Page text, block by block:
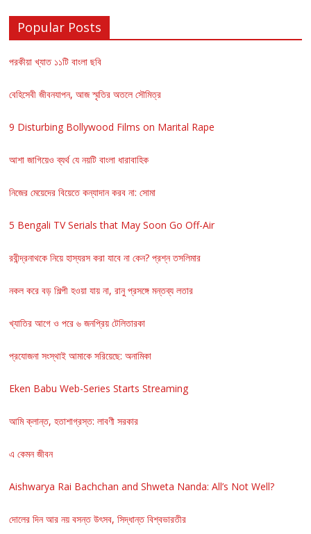
Popular Posts
পরকীয়া খ্যাত ১১টি বাংলা ছবি
বেহিসেবী জীবনযাপন, আজ স্মৃতির অতলে সৌমিত্র
9 Disturbing Bollywood Films on Marital Rape
আশা জাগিয়েও ব্যর্থ যে নয়টি বাংলা ধারাবাহিক
নিজের মেয়েদের বিয়েতে কন্যাদান করব না: সোমা
5 Bengali TV Serials that May Soon Go Off-Air
রবীন্দ্রনাথকে নিয়ে হাস্যরস করা যাবে না কেন? প্রশ্ন তসলিমার
নকল করে বড় শিল্পী হওয়া যায় না, রানু প্রসঙ্গে মন্তব্য লতার
খ্যাতির আগে ও পরে ৬ জনপ্রিয় টেলিতারকা
প্রযোজনা সংস্থাই আমাকে সরিয়েছে: অনামিকা
Eken Babu Web-Series Starts Streaming
আমি ক্লান্ত, হতাশাগ্রস্ত: লাবণী সরকার
এ কেমন জীবন
Aishwarya Rai Bachchan and Shweta Nanda: All’s Not Well?
দোলের দিন আর নয় বসন্ত উৎসব, সিদ্ধান্ত বিশ্বভারতীর